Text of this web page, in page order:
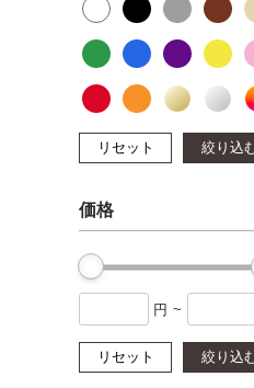
リセット 絞り込
価格
円 ~
リセット 絞り込